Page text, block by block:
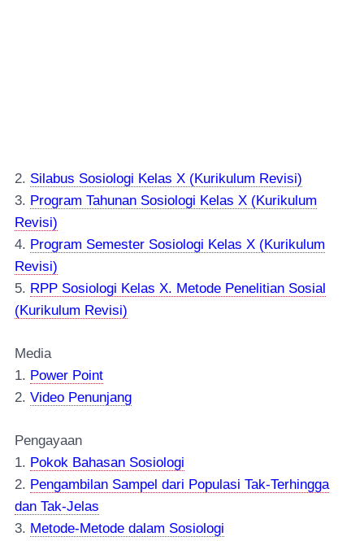
2. Silabus Sosiologi Kelas X (Kurikulum Revisi)
3. Program Tahunan Sosiologi Kelas X (Kurikulum
Revisi)
4. Program Semester Sosiologi Kelas X (Kurikulum
Revisi)
5. RPP Sosiologi Kelas X. Metode Penelitian Sosial
(Kurikulum Revisi)
Media
1. Power Point
2. Video Penunjang
Pengayaan
1. Pokok Bahasan Sosiologi
2. Pengambilan Sampel dari Populasi Tak-Terhingga
dan Tak-Jelas
3. Metode-Metode dalam Sosiologi